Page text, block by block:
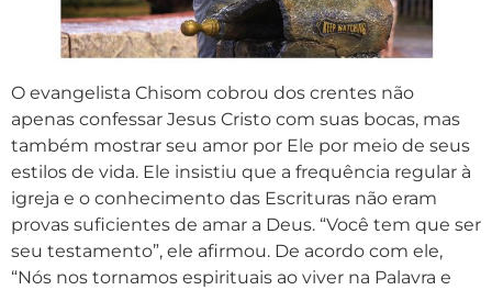
O evangelista Chisom cobrou dos crentes não
apenas confessar Jesus Cristo com suas bocas, mas
também mostrar seu amor por Ele por meio de seus
estilos de vida. Ele insistiu que a frequência regular à
igreja e o conhecimento das Escrituras não eram
provas suficientes de amar a Deus. “Você tem que ser
seu testamento”, ele afirmou. De acordo com ele,
“Nós nos tornamos espirituais ao viver na Palavra e